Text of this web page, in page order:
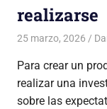
realizarse
25 marzo, 2026
Para crear un
realizar una
sobre las